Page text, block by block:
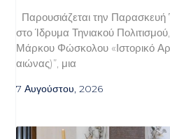
Παρουσιάζεται την Παρασκευή
στο Ίδρυμα Τηνιακού
Μάρκου Φώσκολου «Ιστορικό
αιώνας)”, μια
7 Αυγούστου, 2026